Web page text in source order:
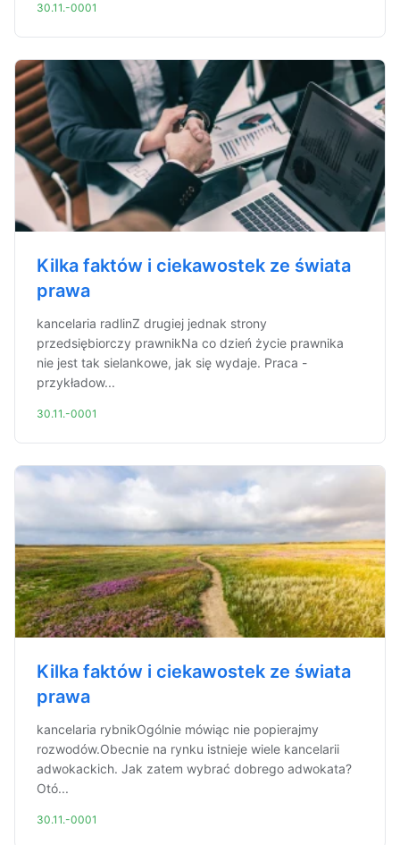
30.11.-0001
Kilka faktów i ciekawostek ze świata
prawa
kancelaria radlinZ drugiej jednak strony
przedsiębiorczy prawnikNa co dzień życie prawnika
nie jest tak sielankowe, jak się wydaje. Praca -
przykładow...
30.11.-0001
Kilka faktów i ciekawostek ze świata
prawa
kancelaria rybnikOgólnie mówiąc nie popierajmy
rozwodów.Obecnie na rynku istnieje wiele kancelarii
adwokackich. Jak zatem wybrać dobrego adwokata?
Otó...
30.11.-0001